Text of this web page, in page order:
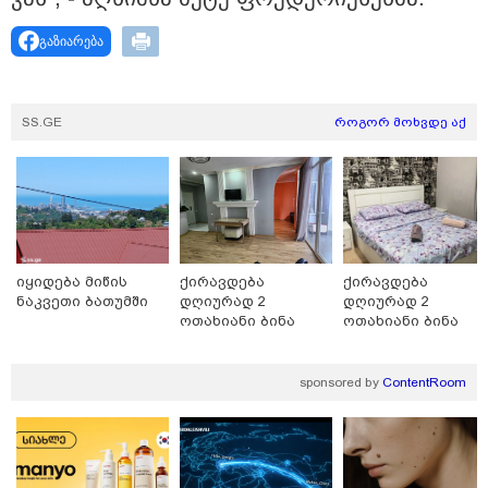
15:49 / 06-08-2026
შეიძინე ალდაგის სამოგზაურო დაზღვევა და მიიღე
გაორმაგებული ინტერნეტი
გაზიარება
SS.GE როგორ მოხვდე აქ
იყიდება მიწის
ნაკვეთი ბათუმში
ქირავდება
დღიურად 2
ოთახიანი ბინა
ქირავდება
დღიურად 2
ოთახიანი ბინა
sponsored by ContentRoom